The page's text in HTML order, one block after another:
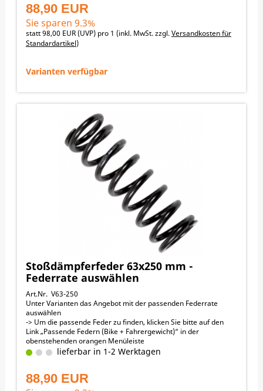
KTM 150EXC 2020-2024
KTM 150EXCSIXDAYS 2020-2024
KTM 250EXC 2018-2024
KTM 250EXC_SIX_DAYS 2018-2024
KTM 250EXC-F 2017-2024
KTM 300EXC_SIX_DAYS 2018-2024
KTM 350EXC-F_SIX_DAYS 2017-2024
KTM 450EXC-F 2017-2024
KTM 450EXC-F_SIX_DAYS 2017-2024
KTM 500EXC-F 2017-2024
KTM 500EXC-F_SIX_DAYS 2017-2024
88,90 EUR
Sie sparen 9.3%
statt98,00 EUR(UVP) pro 1 (inkl. MwSt. zzgl.Versandkosten für
Standardartikel)
Varianten verfügbar
Stoßdämpferfeder 63x250 mm -
Federrate auswählen
Art.Nr. V63-250
Unter Varianten das Angebot mit der passenden Federrate
auswählen
-> Um die passende Feder zu finden, klicken Sie bitte auf den
Link „Passende Federn (Bike + Fahrergewicht)“ in der
obenstehenden orangen Menüleiste
63 mm Innendurchmesser
KTM 125EXC 2005-2016
KTM 125EXC_SIX_DAYS 2013-2016
lieferbar in 1-2 Werktagen
88,90 EUR